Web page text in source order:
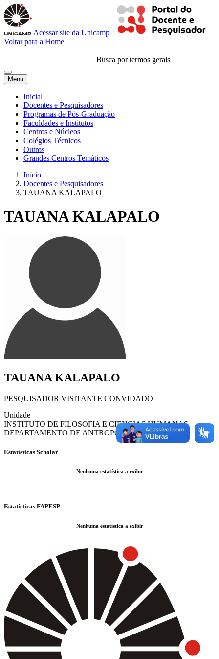
Acessar site da Unicamp
Voltar para a Home
Busca por termos gerais
Menu
Inicial
Docentes e Pesquisadores
Programas de Pós-Graduação
Faculdades e Institutos
Centros e Núcleos
Colégios Técnicos
Outros
Grandes Centros Temáticos
Início
Docentes e Pesquisadores
TAUANA KALAPALO
TAUANA KALAPALO
TAUANA KALAPALO
PESQUISADOR VISITANTE CONVIDADO
Unidade
INSTITUTO DE FILOSOFIA E CIENCIAS HUMANAS
DEPARTAMENTO DE ANTROPOLOGIA
Estatísticas Scholar
Nenhuma estatística a exibir
Estatísticas FAPESP
Nenhuma estatística a exibir